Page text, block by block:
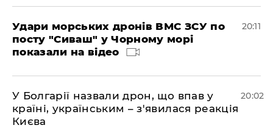
Удари морських дронів ВМС ЗСУ по
посту "Сиваш" у Чорному морі
показали на відео
20:11
У Болгарії назвали дрон, що впав у
країні, українським – з'явилася реакція
Києва
20:02